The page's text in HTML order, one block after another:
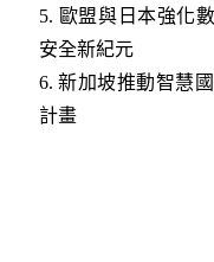
5. 歐盟與日本強化
安全新紀元
6.新加坡推動智慧
計畫